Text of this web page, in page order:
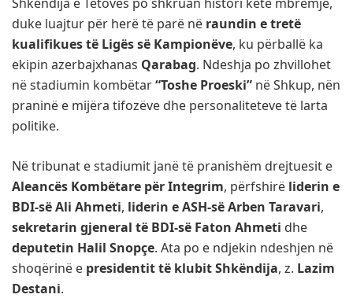
duke luajtur për herë të parë në raundin e tretë
kualifikues të Ligës së Kampionëve, ku përballë ka
ekipin azerbajxhanas Qarabag. Ndeshja po zhvillohet
në stadiumin kombëtar“Toshe Proeski” në Shkup, nën
praninë e mijëra tifozëve dhe personaliteteve të larta
politike.
Në tribunat e stadiumit janë të pranishëm drejtuesit e
Aleancës Kombëtare për Integrim, përfshirë liderin e
BDI-së Ali Ahmeti, liderin e ASH-së Arben Taravari,
sekretarin gjeneral të BDI-së Faton Ahmeti dhe
deputetin Halil Snopçe. Ata po e ndjekin ndeshjen në
shoqërinë e presidentit të klubit Shkëndija, z. Lazim
Destani.